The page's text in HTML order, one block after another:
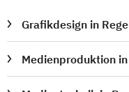
Grafikdesign in
Medienproduktion